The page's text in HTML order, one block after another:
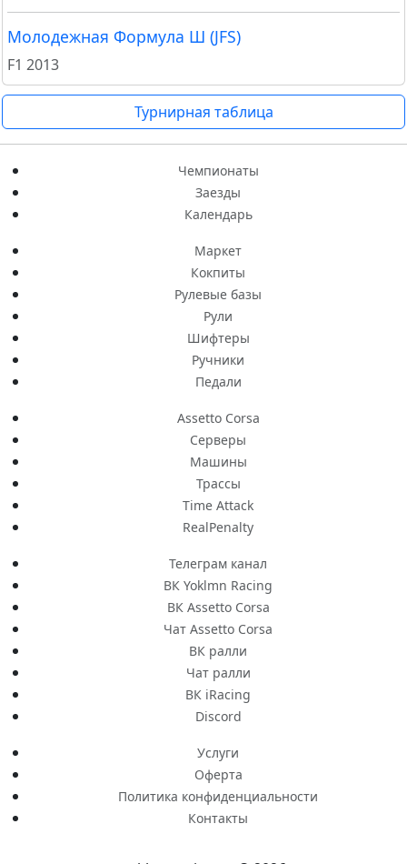
Молодежная Формула Ш (JFS)
F1 2013
Турнирная таблица
Чемпионаты
Заезды
Календарь
Маркет
Кокпиты
Рулевые базы
Рули
Шифтеры
Ручники
Педали
Assetto Corsa
Серверы
Машины
Трассы
Time Attack
RealPenalty
Телеграм канал
ВК Yoklmn Racing
ВК Assetto Corsa
Чат Assetto Corsa
ВК ралли
Чат ралли
ВК iRacing
Discord
Услуги
Оферта
Политика конфиденциальности
Контакты